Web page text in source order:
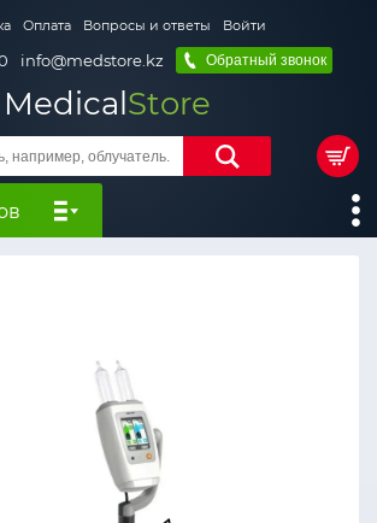
Оплата Вопросы и ответы Войти
info@medstore.kz Обратный звонок
MedicalStore